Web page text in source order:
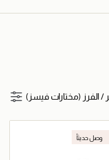
/الفرز (مختارات فيسز)
وصل حديثاً